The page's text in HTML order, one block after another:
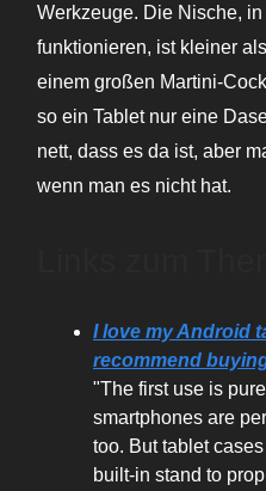
Werkzeuge. Die Nische,
funktionieren, ist kleiner
einem großen Martini-
so ein Tablet nur eine
nett, dass es da ist, aber
wenn man es nicht hat.
I love my Android
recommend
"The first use is
smartphones are
too. But tablet
built-in stand to